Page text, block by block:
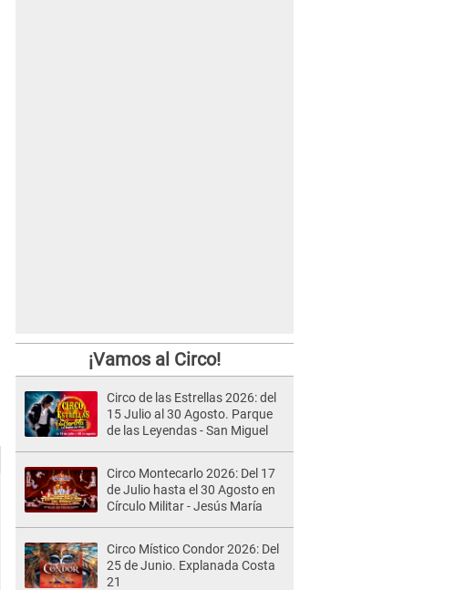
¡Vamos al Circo!
Circo de las Estrellas 2026: del
15 Julio al 30 Agosto. Parque
de las Leyendas - San Miguel
Circo Montecarlo 2026: Del 17
de Julio hasta el 30 Agosto en
Círculo Militar - Jesús María
Circo Místico Condor 2026: Del
25 de Junio. Explanada Costa
21